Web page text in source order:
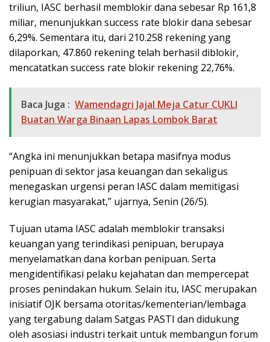
triliun, IASC berhasil memblokir dana sebesar Rp 161,8
miliar, menunjukkan success rate blokir dana sebesar
6,29%. Sementara itu, dari 210.258 rekening yang
dilaporkan, 47.860 rekening telah berhasil diblokir,
mencatatkan success rate blokir rekening 22,76%.
Baca Juga : Wamendagri Jajal Meja Catur CUKLI
Buatan Warga Binaan Lapas Lombok Barat
“Angka ini menunjukkan betapa masifnya modus
penipuan di sektor jasa keuangan dan sekaligus
menegaskan urgensi peran IASC dalam memitigasi
kerugian masyarakat,” ujarnya, Senin (26/5).
Tujuan utama IASC adalah memblokir transaksi
keuangan yang terindikasi penipuan, berupaya
menyelamatkan dana korban penipuan. Serta
mengidentifikasi pelaku kejahatan dan mempercepat
proses penindakan hukum. Selain itu, IASC merupakan
inisiatif OJK bersama otoritas/kementerian/lembaga
yang tergabung dalam Satgas PASTI dan didukung
oleh asosiasi industri terkait untuk membangun forum